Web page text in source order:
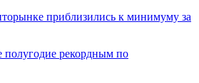
приблизились к минимуму за
полугодие рекордным по